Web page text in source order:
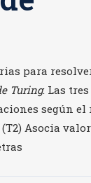
para
Turing. Las
según el
Asocia